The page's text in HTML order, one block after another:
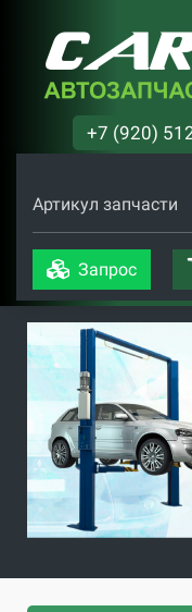
+7 (920)
Артикул запчасти
Запрос